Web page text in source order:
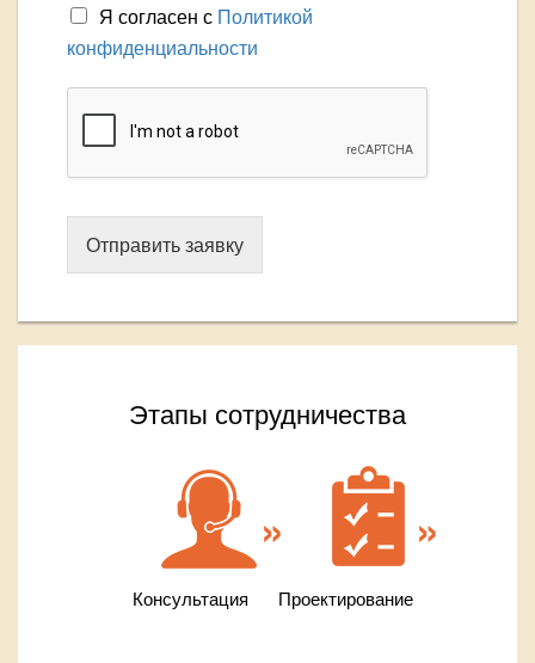
Я согласен с Политикой
конфиденциальности
Отправить заявку
Этапы сотрудничества
Консультация Проектирование